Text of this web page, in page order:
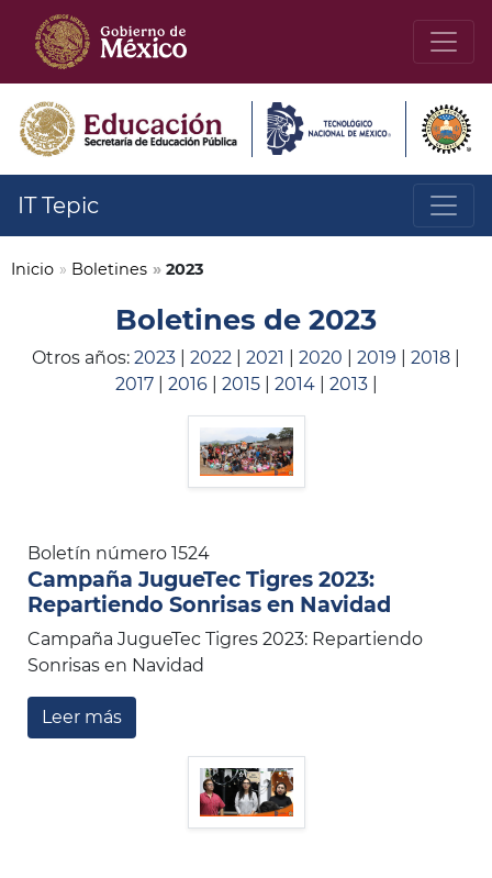
IT Tepic
Inicio » Boletines » 2023
Boletines de 2023
Otros años: 2023 2022 2021 2020 2019 2018
2017| 2016| 2015| 2014| 2013|
Boletín número 1524
Campaña JugueTec Tigres 2023:
Repartiendo Sonrisas en Navidad
Campaña JugueTec Tigres 2023: Repartiendo
Sonrisas en Navidad
Leer más